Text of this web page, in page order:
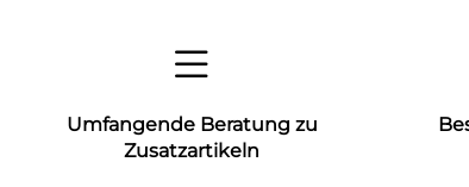
Umfangende Beratung zu
Zusatzartikeln